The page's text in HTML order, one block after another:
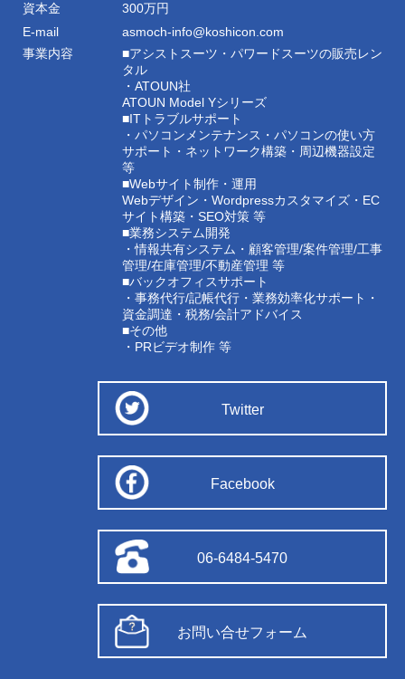
資本金
300万円
E-mail
asmoch-info@koshicon.com
事業内容
■アシストスーツ・パワードスーツの販売レン
タル
・ATOUN社
ATOUN Model Yシリーズ
■ITトラブルサポート
・パソコンメンテナンス・パソコンの使い方
サポート・ネットワーク構築・周辺機器設定
等
■Webサイト制作・運用
Webデザイン・Wordpressカスタマイズ・EC
サイト構築・SEO対策 等
■業務システム開発
・情報共有システム・顧客管理/案件管理/工事
管理/在庫管理/不動産管理 等
■バックオフィスサポート
・事務代行/記帳代行・業務効率化サポート・
資金調達・税務/会計アドバイス
■その他
・PRビデオ制作 等
Twitter
Facebook
06-6484-5470
お問い合せフォーム